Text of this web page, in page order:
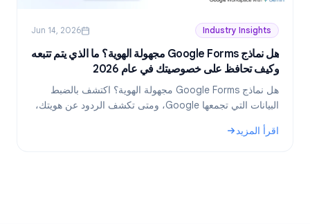
Industry Insights
Jun 14, 2026
هل نماذج Google Forms مجهولة الهوية؟ ما الذي يتم تتبعه
وكيف تحافظ على خصوصيتك في عام 2026
هل نماذج Google Forms مجهولة الهوية؟ اكتشف بالضبط
البيانات التي تجمعها Google، ومتى تكشف الردود عن هويتك،
اقرأ المزيد
: هل نماذج Google Forms مجهولة الهوية؟ ما الذي يتم تتبعه وكيف تحافظ على خصوصيتك في عام 2026